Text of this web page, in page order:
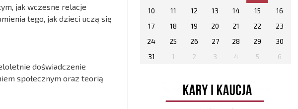
jak wczesne relacje
tego, jak dzieci uczą się
doświadczenie
społecznym oraz teorią
10
11 12 13 14 15
16
17
18 19 20 21 22
23
24
25 26 27 28 29
30
31
1 2 3 4 5 6